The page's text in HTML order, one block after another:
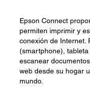
Epson Connect
permiten imprimir y
conexión de Internet.
(smartphone),
escanear
web desde su hogar
mundo.